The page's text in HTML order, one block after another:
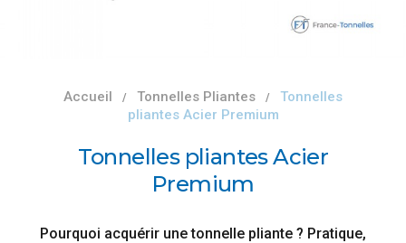
Accueil Tonnelles Pliantes
Tonnelles
pliantes Acier Premium
Tonnelles pliantes Acier
Premium
Pourquoi acquérir une tonnelle pliante ? Pratique,